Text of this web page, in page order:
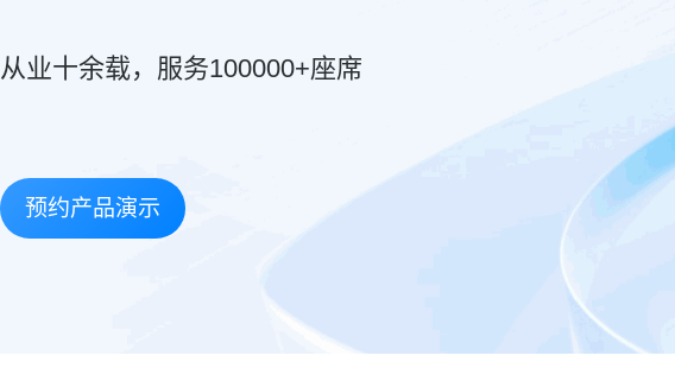
从业十余载，服务100000+座席
预约产品演示